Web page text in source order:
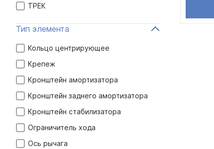
ТРЕК
Тип элемента
Кольцо центрирующее
Крепеж
Кронштейн амортизатора
Кронштейн заднего амортизатора
Кронштейн стабилизатора
Ограничитель хода
Ось рычага